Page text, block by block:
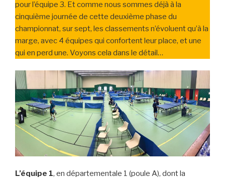
pour l’équipe 3. Et comme nous sommes déjà à la
cinquième journée de cette deuxième phase du
championnat, sur sept, les classements n’évoluent qu’à la
marge, avec 4 équipes qui confortent leur place, et une
qui en perd une. Voyons cela dans le détail…
L’équipe 1, en départementale 1 (poule A), dont la